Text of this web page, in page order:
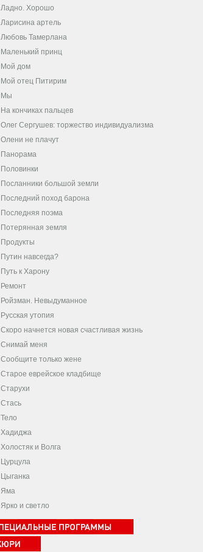
Ладно. Хорошо
Ларисина артель
Любовь Тамерлана
Маленький принц
Мой дом
Мой отец Питирим
Мы
На кончиках пальцев
Олег Сергушев: торжество индивидуализма
Олени не плачут
Панорама
Половинки
Посланники большой земли
Последний поход барона
Последняя поэма
Потерянная земля
Продукты
Путин навсегда?
Путь к Харону
Ремонт
Ройзман. Невыдуманное
Русская утопия
Скоро начнется новая счастливая жизнь
Снимай меня
Сообщите только жене
Старое еврейское кладбище
Старухи
Стась
Тело
Хадиджа
Холостяк и Волга
Цурцула
Цыганка
Яма
Ярко и светло